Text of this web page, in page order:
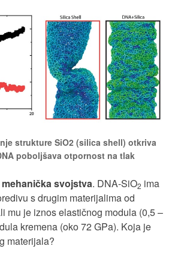
strukture SiO2 (silica shell) otkriva
poboljšava otpornost na tlak
mehanička svojstva. DNA-SiO2 ima
s drugim materijalima od
mu je iznos elastičnog modula (0,5 –
kremena (oko 72 GPa). Koja je
materijala?